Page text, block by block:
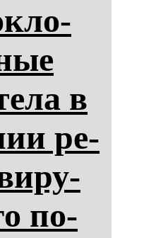
в
ре­
по­